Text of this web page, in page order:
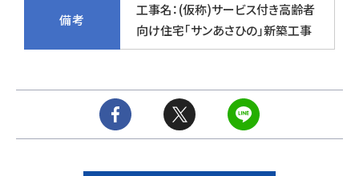
備考
工事名：(仮称)サービス付き高齢者
向け住宅｢サンあさひの｣新築工事